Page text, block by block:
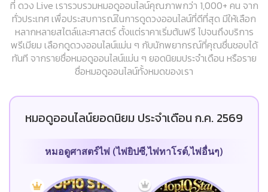
ที่ ดวง Live เรารวบรวมหมอดูออนไลน์คุณภาพกว่า 1,000+ คน จาก
ทั่วประเทศ เพื่อประสบการณ์ในการดูดวงออนไลน์ที่ดีที่สุด มีให้เลือก
หลากหลายสไตล์และศาสตร์ ตั้งแต่ราคาเริ่มต้นฟรี ไปจนถึงบริการ
พรีเมียม เลือกดูดวงออนไลน์แม่น ๆ กับนักพยากรณ์ที่คุณชื่นชอบได้
ทันที จากรายชื่อหมอดูออนไลน์แม่น ๆ ยอดนิยมประจำเดือน หรือราย
ชื่อหมอดูออนไลน์ทั้งหมดของเรา
หมอดูออนไลน์ยอดนิยม ประจำเดือน ก.ค. 2569
หมอดูศาสตร์ไพ่ (ไพ่ยิปซี,ไพ่ทาโรต์,ไพ่อื่นๆ)